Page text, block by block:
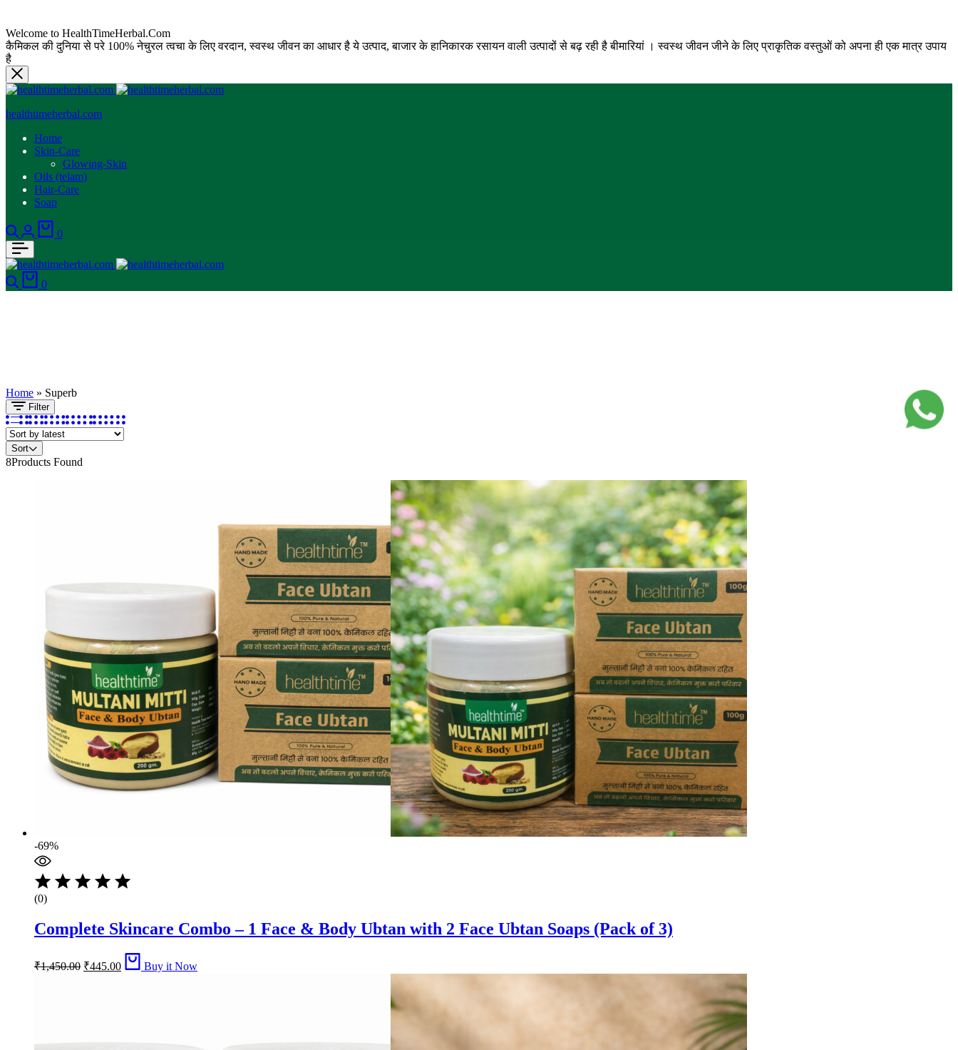
Welcome to HealthTimeHerbal.Com
कैमिकल की दुनिया से परे 100% नेचुरल त्वचा के लिए वरदान, स्वस्थ जीवन का आधार है ये उत्पाद, बाजार के हानिकारक रसायन वाली उत्पादों से बढ़ रही है बीमारियां । स्वस्थ जीवन जीने के लिए प्राकृतिक वस्तुओं को अपना ही एक मात्र उपाय
है
healthtimeherbal.com
Home
Skin-Care
Glowing-Skin
Oils (telam)
Hair-Care
Soap
Search
Login
0
Search
0
Home » Superb
Filter
Sort
8Products Found
-69%
(0)
Complete Skincare Combo – 1 Face & Body Ubtan with 2 Face Ubtan Soaps (Pack of 3)
₹1,450.00 price
₹445.00
Current
priceBuy it Now